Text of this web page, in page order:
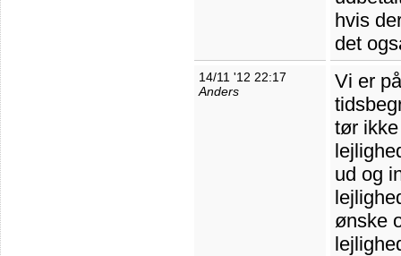
hvis
det
14/11 '12 22:17
Anders
Vi er
tør
ud og
ønske